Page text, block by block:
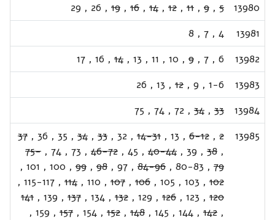
13980
5
,
9
,
11
,
12
,
14
,
16
,
19
,
26
,
29
13981
4
,
7
,
8
13982
6
,
7
,
9
,
10
,
11
,
13
,
14
,
16
,
17
13983
1-6
,
9
,
12
,
13
,
26
13984
33
,
34
,
72
,
74
,
75
13985
2
,
6-12
,
13
,
14-31
,
32
,
33
,
34
,
35
,
36
,
37
,
38
,
39
,
40-44
,
45
,
46-72
,
73
,
74
,
75-
79
,
80-83
,
84-96
,
97
,
98
,
99
,
100
,
101
,
102
,
103
,
105
,
106
,
107
,
110
,
114
,
115-117
,
120
,
123
,
126
,
129
,
132
,
134
,
137
,
139
,
141
,
142
,
144
,
145
,
148
,
152
,
154
,
157
,
159
,